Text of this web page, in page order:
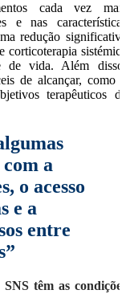
cada vez mais
e nas características
redução significativa
corticoterapia sistémica
de vida. Além disso,
de alcançar, como a
terapêuticos da
a
o acesso
e a
entre
têm as condições